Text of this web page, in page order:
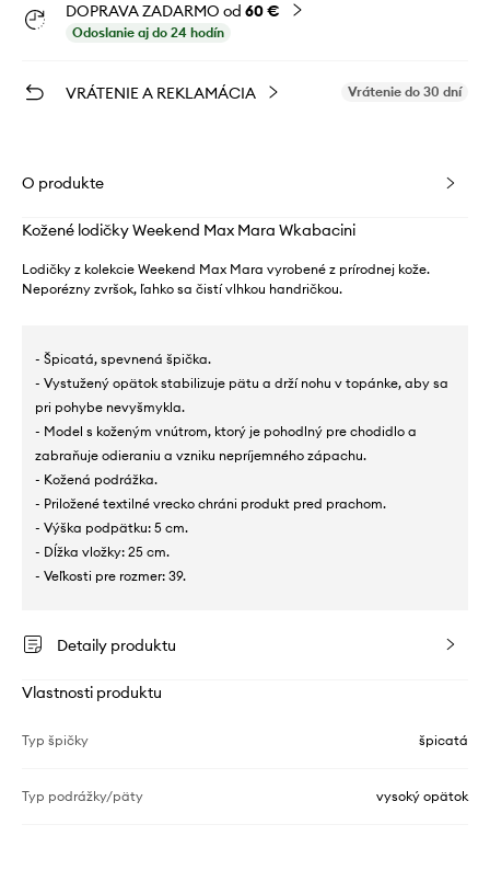
DOPRAVA ZADARMO od 60 €
Odoslanie aj do 24 hodín
VRÁTENIE A REKLAMÁCIA Vrátenie do 30 dní
O produkte
Kožené lodičky Weekend Max Mara Wkabacini
Lodičky z kolekcie Weekend Max Mara vyrobené z prírodnej kože.
Neporézny zvršok, ľahko sa čistí vlhkou handričkou.
- Špicatá, spevnená špička.
- Vystužený opätok stabilizuje pätu a drží nohu v topánke, aby sa
pri pohybe nevyšmykla.
- Model s koženým vnútrom, ktorý je pohodlný pre chodidlo a
zabraňuje odieraniu a vzniku nepríjemného zápachu.
- Kožená podrážka.
- Priložené textilné vrecko chráni produkt pred prachom.
- Výška podpätku: 5 cm.
- Dĺžka vložky: 25 cm.
- Veľkosti pre rozmer: 39.
Detaily produktu
Vlastnosti produktu
Typ špičky špicatá
Typ podrážky/päty vysoký opätok